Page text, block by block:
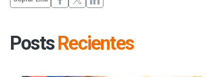
Posts Recientes